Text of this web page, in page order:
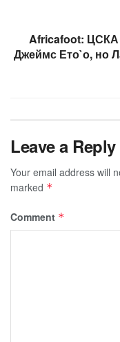
Africafoot: ЦСКА
Джеймс Ето`о, но
Leave a Reply
Your email address will
marked *
Comment *